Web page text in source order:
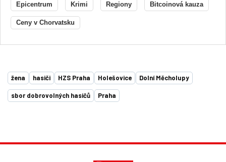
Epicentrum Krimi Regiony Bitcoinová kauza
Ceny v Chorvatsku
žena hasiči HZS Praha Holešovice Dolní Měcholupy
sbor dobrovolných hasičů Praha